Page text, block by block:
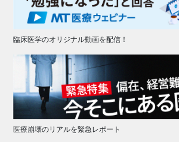
臨床医学のオリジナル動画を配信！
医療崩壊のリアルを緊急レポート